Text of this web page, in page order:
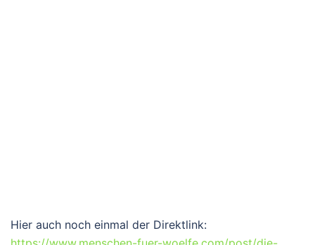
Hier auch noch einmal der Direktlink: